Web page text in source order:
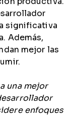
significativa
Además,
mejor las
una mejor
enfoques